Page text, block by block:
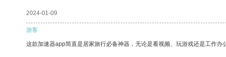
2024-01-09
游客
这款加速器app简直是居家旅行必备神器，无论是看视频、玩游戏还是工作